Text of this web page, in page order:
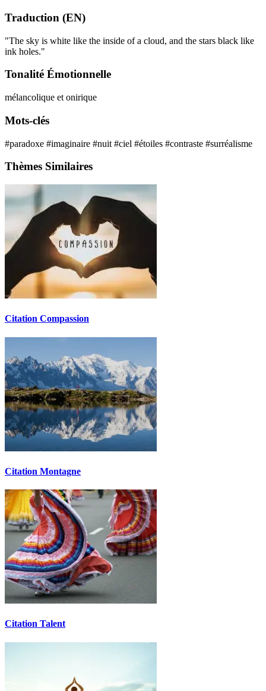
Traduction (EN)
"The sky is white like the inside of a cloud, and the stars black like
ink holes."
Tonalité Émotionnelle
mélancolique et onirique
Mots-clés
#paradoxe #imaginaire #nuit #ciel #étoiles #contraste #surréalisme
Thèmes Similaires
Citation Compassion
Citation Montagne
Citation Talent